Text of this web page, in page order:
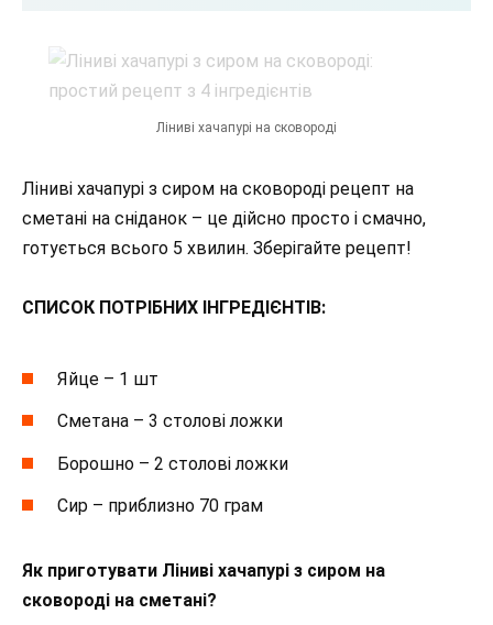
Ліниві хачапурі на сковороді
Ліниві хачапурі з сиром на сковороді рецепт на
сметані на сніданок – це дійсно просто і смачно,
готується всього 5 хвилин. Зберігайте рецепт!
СПИСОК ПОТРІБНИХ ІНГРЕДІЄНТІВ:
Яйце – 1 шт
Сметана – 3 столові ложки
Борошно – 2 столові ложки
Сир – приблизно 70 грам
Як приготувати Ліниві хачапурі з сиром на
сковороді на сметані?